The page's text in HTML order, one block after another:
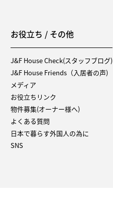
お役立ち / その他
J&F House Check(スタッフブログ)
J&F House Friends（入居者の声)
メディア
お役立ちリンク
物件募集(オーナー様へ)
よくある質問
日本で暮らす外国人の為に
SNS